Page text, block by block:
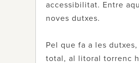
accessibilitat. Entre
noves dutxes.
Pel que fa a les
total, al litoral torrenc